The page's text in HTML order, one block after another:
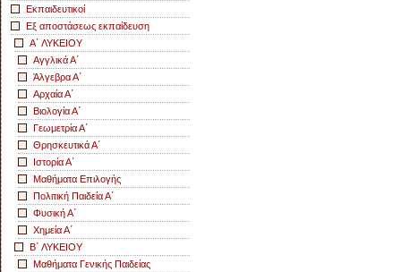
Εκπαιδευτικοί
Εξ αποστάσεως εκπαίδευση
Α΄ ΛΥΚΕΙΟΥ
Αγγλικά Α΄
Άλγεβρα Α΄
Αρχαία Α΄
Βιολογία Α΄
Γεωμετρία Α΄
Θρησκευτικά Α΄
Ιστορία Α΄
Μαθήματα Επιλογής
Πολιτική Παιδεία Α΄
Φυσική Α΄
Χημεία Α΄
Β΄ ΛΥΚΕΙΟΥ
Μαθήματα Γενικής Παιδείας